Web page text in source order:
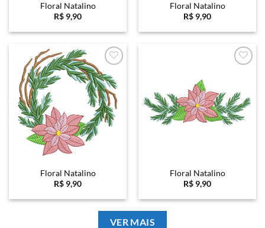
Floral Natalino
R$ 9,90
Floral Natalino
R$ 9,90
Favoritar
Floral Natalino
R$ 9,90
Floral Natalino
R$ 9,90
VER MAIS